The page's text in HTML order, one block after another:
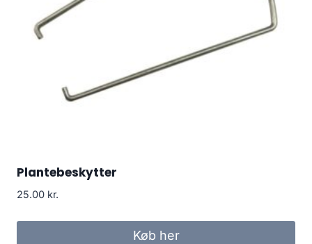
Plantebeskytter
25.00 kr.
Køb her